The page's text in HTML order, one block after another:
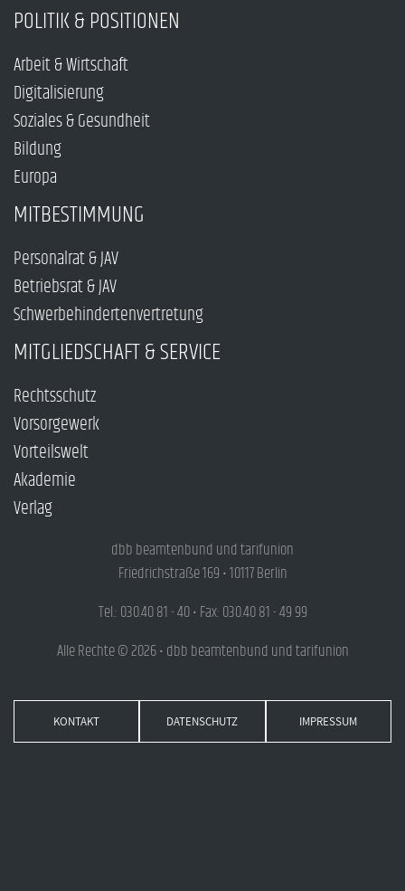
POLITIK & POSITIONEN
Arbeit & Wirtschaft
Digitalisierung
Soziales & Gesundheit
Bildung
Europa
MITBESTIMMUNG
Personalrat & JAV
Betriebsrat & JAV
Schwerbehindertenvertretung
MITGLIEDSCHAFT & SERVICE
Rechtsschutz
Vorsorgewerk
Vorteilswelt
Akademie
Verlag
dbb beamtenbund und tarifunion
Friedrichstraße 169 • 10117 Berlin
Tel.: 030.40 81 - 40 • Fax: 030.40 81 - 49 99
Alle Rechte © 2026 • dbb beamtenbund und tarifunion
KONTAKT DATENSCHUTZ IMPRESSUM